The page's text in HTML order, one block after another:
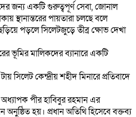
জন্য একটি গুরুত্বপূর্ণ সেবা, জোনাল
স্থানান্তরের পায়তারা চলছে বলে
পড়লে সিলেটজুড়ে তীব্র ক্ষোভ দেখা
ভূমির মালিকদের ব্যানারে একটি
কেন্দ্রীয় শহীদ মিনারে প্রতিবাদে
পীর হাবিবুর রহমান এর
অনুষ্ঠিত হয়। প্রধান অতিথি হিসেবে বক্তব্য